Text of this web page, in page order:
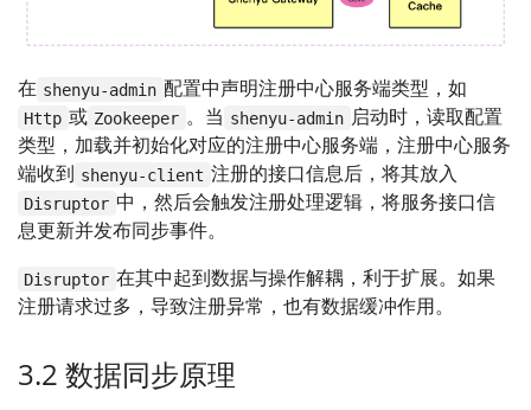
在 shenyu-admin 配置中声明注册中心服务端类型，如
Http 或 Zookeeper 。当 shenyu-admin 启动时，读取配置
类型，加载并初始化对应的注册中心服务端，注册中心服务
端收到 shenyu-client 注册的接口信息后，将其放入
Disruptor 中，然后会触发注册处理逻辑，将服务接口信
息更新并发布同步事件。
Disruptor 在其中起到数据与操作解耦，利于扩展。如果
注册请求过多，导致注册异常，也有数据缓冲作用。
3.2 数据同步原理